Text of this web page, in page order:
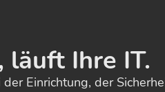
läuft Ihre IT.
Einrichtung, der